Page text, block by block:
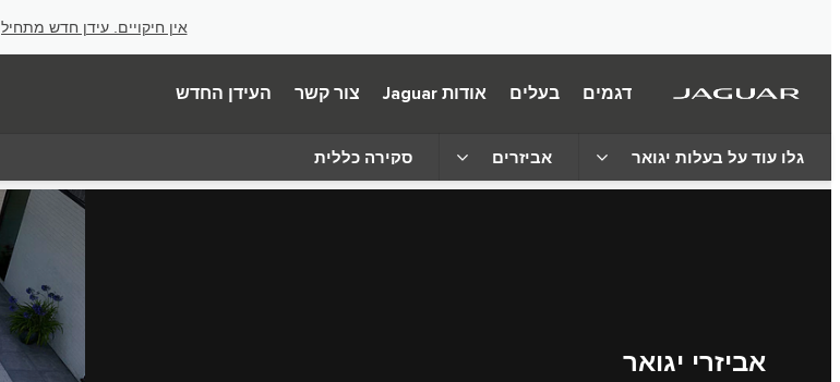
אין חיקויים. עידן חדש מתחיל
דגמים בעלים אודות Jaguar צור קשר העידן החדש
גלו עוד על בעלות יגואר אביזרים סקירה כללית
אביזרי יגואר